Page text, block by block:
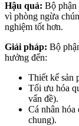
Hậu quả: Bộ phận
vì phòng ngừa
nghiệm tốt hơn.
Giải pháp: Bộ
hưởng đến:
Thiết kế sản
Tối ưu hóa
vấn đề).
Cá nhân
chung).